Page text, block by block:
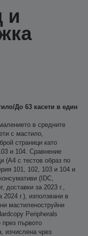
и
До 63 касети в един
в средните
с мастило,
страници като
и 104. Сравнение
(A4 с тестов образ по
101, 102, 103 и 104 и
(IDC,
доставки за 2023 г.,
2024 г.), използвани в
мастиленоструйни
Peripherals
през първото
изчислена чрез